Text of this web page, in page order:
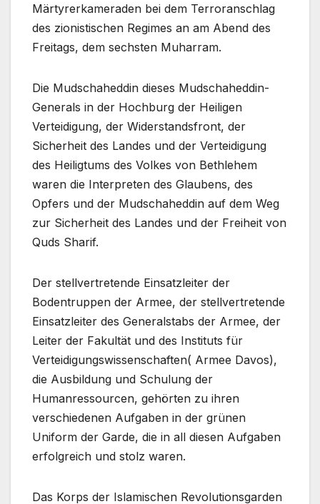
Märtyrerkameraden bei dem Terroranschlag
des zionistischen Regimes an am Abend des
Freitags, dem sechsten Muharram.
Die Mudschaheddin dieses Mudschaheddin-
Generals in der Hochburg der Heiligen
Verteidigung, der Widerstandsfront, der
Sicherheit des Landes und der Verteidigung
des Heiligtums des Volkes von Bethlehem
waren die Interpreten des Glaubens, des
Opfers und der Mudschaheddin auf dem Weg
zur Sicherheit des Landes und der Freiheit von
Quds Sharif.
Der stellvertretende Einsatzleiter der
Bodentruppen der Armee, der stellvertretende
Einsatzleiter des Generalstabs der Armee, der
Leiter der Fakultät und des Instituts für
Verteidigungswissenschaften( Armee Davos),
die Ausbildung und Schulung der
Humanressourcen, gehörten zu ihren
verschiedenen Aufgaben in der grünen
Uniform der Garde, die in all diesen Aufgaben
erfolgreich und stolz waren.
Das Korps der Islamischen Revolutionsgarden